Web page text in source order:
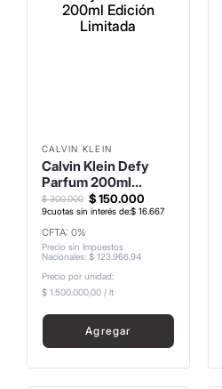
CALVIN KLEIN
Calvin Klein Defy
Parfum 200ml
Edición Limitada
$ 150.000
$ 300.000
9cuotas sin interés de:$ 16.667
CFTA: 0%
Precio sin Impuestos
Nacionales: $ 123.966,94
Precio por unidad:
$ 1.500.000,00/ lt
Agregar